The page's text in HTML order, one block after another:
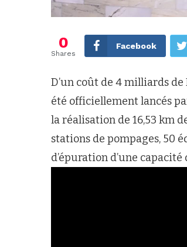
0
Shares
Facebook
D’un coût de 4 milliards de
été officiellement lancés
la réalisation de 16,53 km
stations de pompages, 50
d’épuration d’une capacité